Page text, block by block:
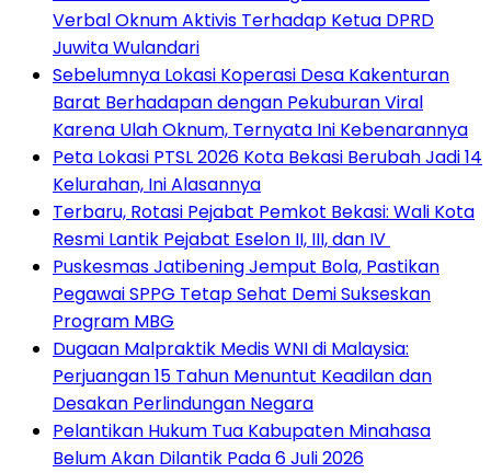
Verbal Oknum Aktivis Terhadap Ketua DPRD
Juwita Wulandari
Sebelumnya Lokasi Koperasi Desa Kakenturan
Barat Berhadapan dengan Pekuburan Viral
Karena Ulah Oknum, Ternyata Ini Kebenarannya
Peta Lokasi PTSL 2026 Kota Bekasi Berubah Jadi 14
Kelurahan, Ini Alasannya
‎Terbaru, Rotasi Pejabat Pemkot Bekasi: Wali Kota
Resmi Lantik Pejabat Eselon II, III, dan IV ‎
Puskesmas Jatibening Jemput Bola, Pastikan
Pegawai SPPG Tetap Sehat Demi Sukseskan
Program MBG
‎Dugaan Malpraktik Medis WNI di Malaysia:
Perjuangan 15 Tahun Menuntut Keadilan dan
Desakan Perlindungan Negara
Pelantikan Hukum Tua Kabupaten Minahasa
Belum Akan Dilantik Pada 6 Juli 2026